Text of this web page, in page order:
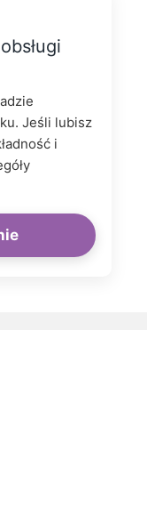
Jeśli lubisz
i